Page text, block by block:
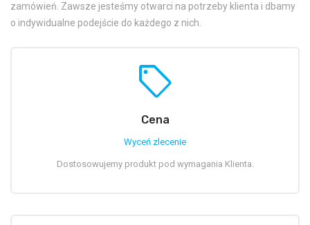
zamówień. Zawsze jesteśmy otwarci na potrzeby klienta i dbamy
o indywidualne podejście do każdego z nich.
sell
Cena
Wyceń zlecenie
Dostosowujemy produkt pod wymagania Klienta.